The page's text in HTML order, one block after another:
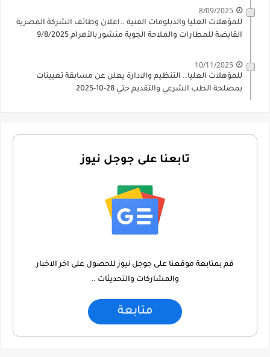
8/09/2025
للمؤهلات العليا والدبلومات الفنية ..اعلان وظائف الشركة المصرية
القابضة للمطارات والملاحة الجوية منشور بالأهرام 9/8/2025
10/11/2025
للمؤهلات العليا.. التنظيم والادارة يعلن عن مسابقة تعيينات
بمصلحة الطب الشرعي والتقديم حتي 28-10-2025
تابعنا على جوجل نيوز
قم بمتابعة موقعنا على جوجل نيوز للحصول على اخر الاخبار
والمشاركات والتحديثات ..
متابعة